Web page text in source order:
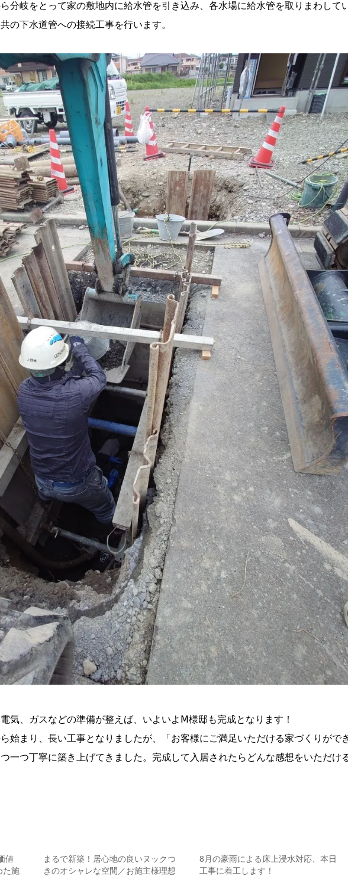
分岐をとって家の敷地内に給水管を引き込み、各水場に給水管を取りまわして
の下水道管への接続工事を行います。
気、ガスなどの準備が整えば、いよいよⅯ様邸も完成となります！
始まり、長い工事となりましたが、「お客様にご満足いただける家づくりがで
一つ丁寧に築き上げてきました。完成して入居されたらどんな感想をいただけ
値
た施
まるで新築！居心地の良いヌックつ
きのオシャレな空間／お施主様理想
8月の豪雨による床上浸水対応、本日
工事に着工します！